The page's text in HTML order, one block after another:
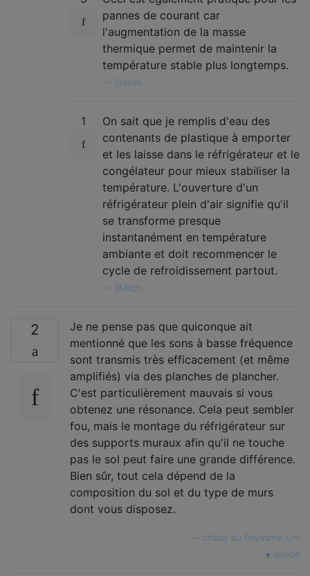
pannes de courant car
l'augmentation de la masse
thermique permet de maintenir la
température stable plus longtemps.
Steven
1
On sait que je remplis d'eau des
contenants de plastique à emporter
et les laisse dans le réfrigérateur et le
congélateur pour mieux stabiliser la
température. L'ouverture d'un
réfrigérateur plein d'air signifie qu'il
se transforme presque
instantanément en température
ambiante et doit recommencer le
cycle de refroidissement partout.
BMitch
2
Je ne pense pas que quiconque ait
mentionné que les sons à basse fréquence
sont transmis très efficacement (et même
amplifiés) via des planches de plancher.
C'est particulièrement mauvais si vous
obtenez une résonance. Cela peut sembler
fou, mais le montage du réfrigérateur sur
des supports muraux afin qu'il ne touche
pas le sol peut faire une grande différence.
Bien sûr, tout cela dépend de la
composition du sol et du type de murs
dont vous disposez.
chasly du Royaume-Uni
source